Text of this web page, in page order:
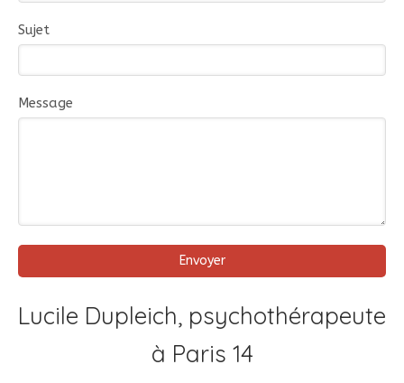
Sujet
Message
Envoyer
Lucile Dupleich, psychothérapeute
à Paris 14